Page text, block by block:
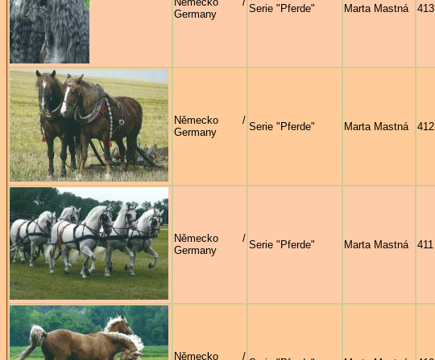
Germany
Serie "Pferde" Marta Mastná 413
Německo /
Germany
Serie "Pferde" Marta Mastná 412
Německo /
Germany
Serie "Pferde" Marta Mastná 411
Německo /